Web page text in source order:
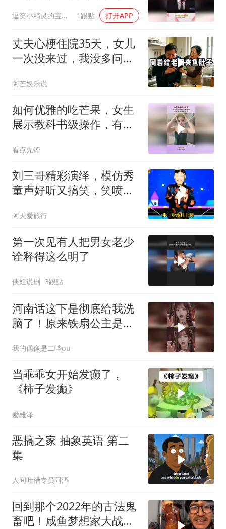
逗笑小精灵的宝藏库 1跟贴 打开APP
丈夫心梗住院35天，女儿
一次没来过，我没多问，
阿芒娱乐说
如何优雅的吃芒果，女生
展示教科书级操作，有没
看点先锋
刘三哥精彩演绎，模仿秀
童声好听又搞笑，笑喷全
阿天爱旅行
第一次见有人把男女老少
诠释得这么明了
侠姐说剧 3跟贴
河南话这下是彻底给我洗
脑了！原来铁扇公主是河
我的偶像是二哔ou
当乖乖女开始发癫了，
《柿子发癫》
爱雄泽
恶搞之家 抽象英语 第二
集
人间吐槽专员阿泽
回到那个2022年的古法鬼
畜吧！咸鱼梦想家大战瓜